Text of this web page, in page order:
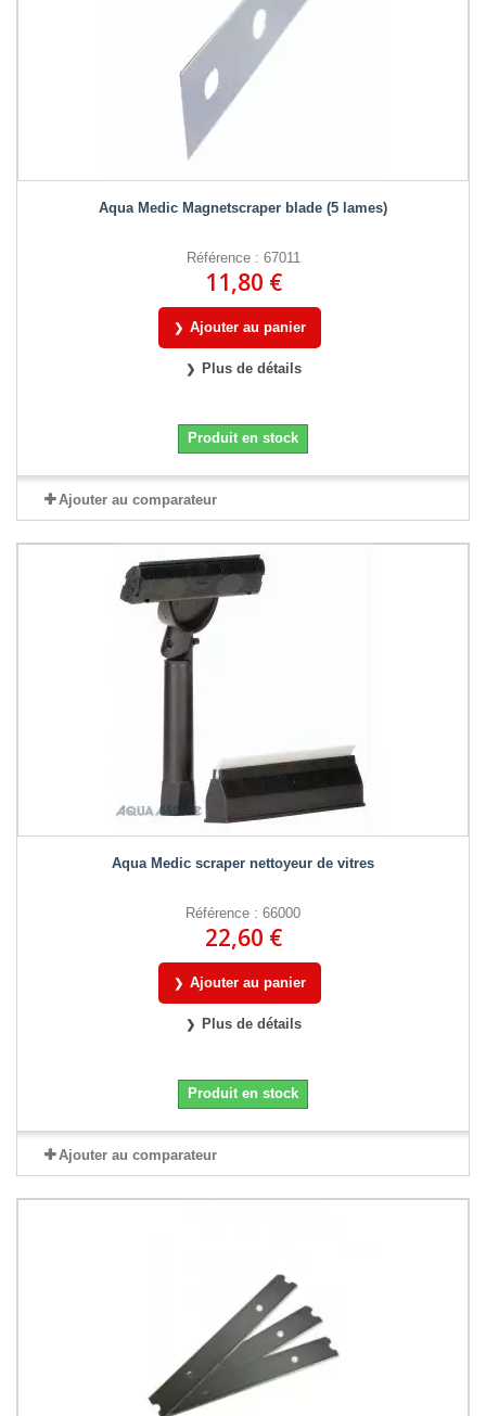
Aqua Medic Magnetscraper blade (5 lames)
Référence : 67011
11,80 €
Ajouter au panier
Plus de détails
Produit en stock
Ajouter au comparateur
Aqua Medic scraper nettoyeur de vitres
Référence : 66000
22,60 €
Ajouter au panier
Plus de détails
Produit en stock
Ajouter au comparateur